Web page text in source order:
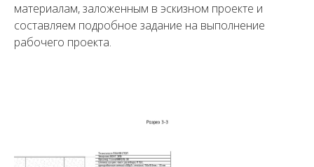
материалам, заложенным в эскизном проекте и
составляем подробное задание на выполнение
рабочего проекта.